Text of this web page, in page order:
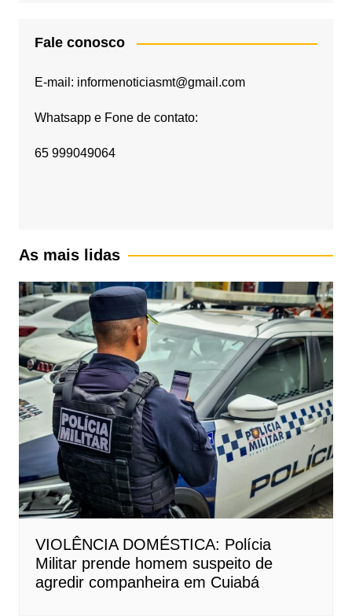
Fale conosco
E-mail: informenoticiasmt@gmail.com
Whatsapp e Fone de contato:
65 999049064
As mais lidas
VIOLÊNCIA DOMÉSTICA: Polícia
Militar prende homem suspeito de
agredir companheira em Cuiabá